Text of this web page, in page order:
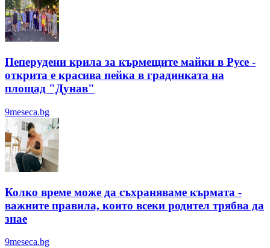
Пеперудени крила за кърмещите майки в Русе -
открита е красива пейка в градинката на
площад "Дунав"
9meseca.bg
Колко време може да съхраняваме кърмата -
важните правила, които всеки родител трябва да
знае
9meseca.bg